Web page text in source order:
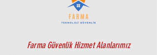
Port
Farma Güvenlik Hizmet Alanlarımız